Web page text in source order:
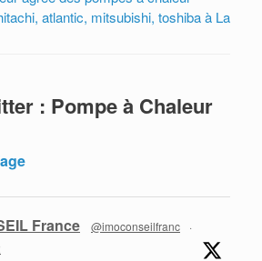
atlantic, mitsubishi, toshiba à La
: Pompe à Chaleur
France @imoconseilfranc
·